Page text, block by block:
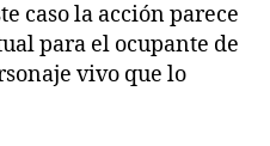
caso la acción parece
para el ocupante de
vivo que lo